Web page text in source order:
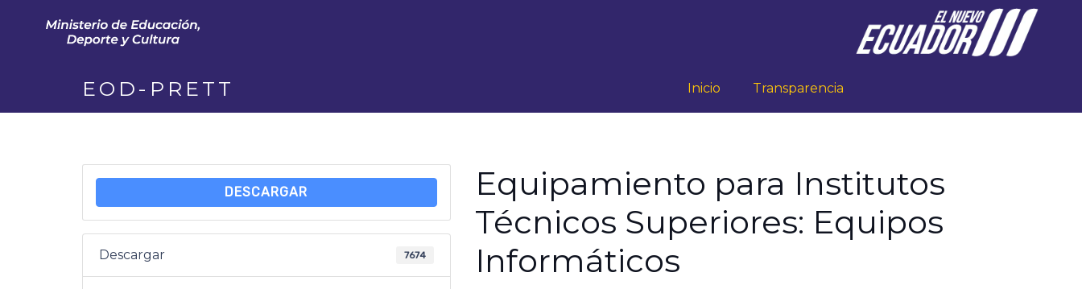
EOD-PRETT Inicio Transparencia
DESCARGAR
Descargar 7674
Equipamiento para Institutos
Técnicos Superiores: Equipos
Informáticos